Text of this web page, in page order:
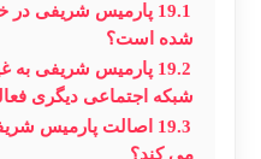
19.1 پارمیس شریفی در
شده است؟
19.2 پارمیس شریفی به
شبکه اجتماعی دیگری
19.3 اصالت پارمیس
می کند؟